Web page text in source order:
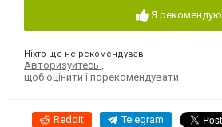
Я рекомендую
Ніхто ще не рекомендував
Авторизуйтесь ,
щоб оцінити і порекомендувати
Reddit Telegram